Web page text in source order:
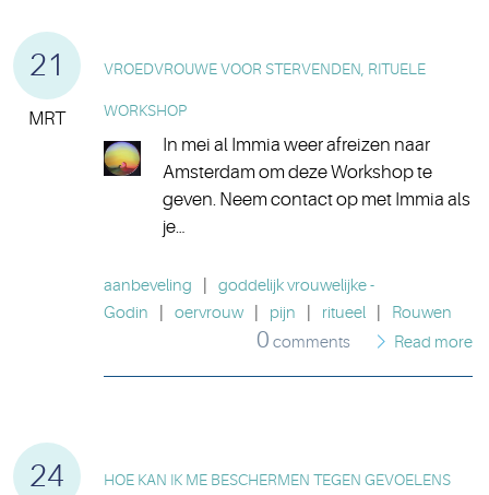
21
MRT
VROEDVROUWE VOOR STERVENDEN, RITUELE
WORKSHOP
In mei al Immia weer afreizen naar
Amsterdam om deze Workshop te
geven. Neem contact op met Immia als
je…
aanbeveling
goddelijk vrouwelijke -
Godin
oervrouw pijn ritueel Rouwen
0 comments Read more
24 HOE KAN IK ME BESCHERMEN TEGEN GEVOELENS